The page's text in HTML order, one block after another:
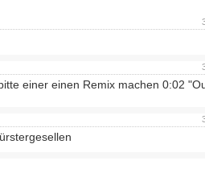
einer einen Remix machen 0:02